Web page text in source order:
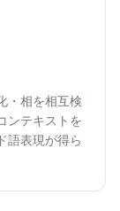
・相を相互検
ンテキストを
語表現が得ら